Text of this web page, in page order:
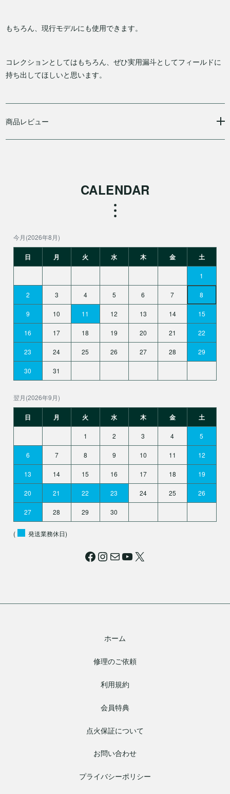
もちろん、現行モデルにも使用できます。
コレクションとしてはもちろん、ぜひ実用漏斗としてフィールドに
持ち出してほしいと思います。
商品レビュー
CALENDAR
今月(2026年8月)
日 月 火 水 木 金 土
1
2 3 4 5 6 7 8
9 10 11 12 13 14 15
16 17 18 19 20 21 22
23 24 25 26 27 28 29
30 31
翌月(2026年9月)
日 月 火 水 木 金 土
1 2 3 4 5
6 7 8 9 10 11 12
13 14 15 16 17 18 19
20 21 22 23 24 25 26
27 28 29 30
( 発送業務休日)
Facebook Instagram メールYouTube X
ホーム
修理のご依頼
利用規約
会員特典
点火保証について
お問い合わせ
プライバシーポリシー